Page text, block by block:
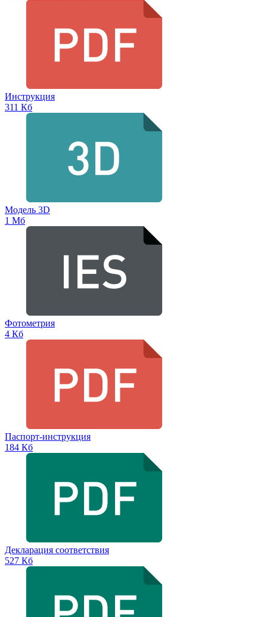
Инструкция
311 Кб
Модель 3D
1 Мб
Фотометрия
4 Кб
Паспорт-инструкция
184 Кб
Декларация соответствия
527 Кб